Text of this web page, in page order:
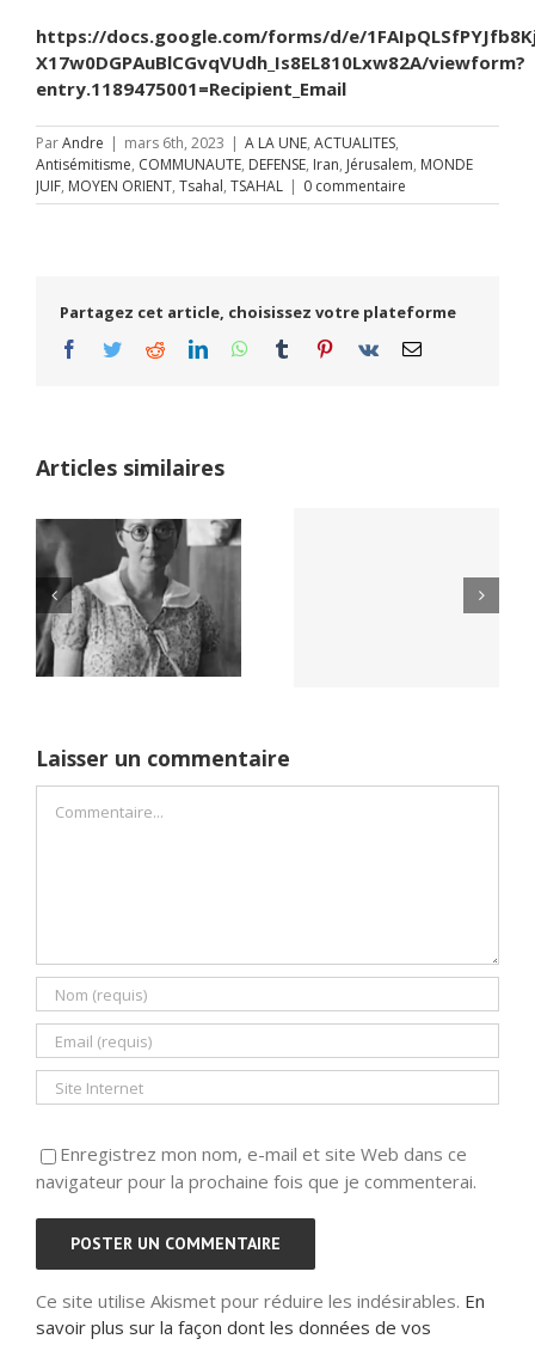
https://docs.google.com/forms/d/e/
X17w0DGPAuBlCGvqVUdh_Is8EL810Lxw82A/viewform?
entry.1189475001=Recipient_Email
ParAndre | mars 6th, 2023 | A LA UNE, ACTUALITES,
Antisémitisme, COMMUNAUTE, DEFENSE, Iran, Jérusalem, MONDE
JUIF, MOYEN ORIENT, Tsahal, TSAHAL | 0 commentaire
Partagez cet article, choisissez votre plateforme
Facebook
TwitterRedditLinkedInWhatsApp
Tumblr Pinterest
Vk Email
Articles similaires
Netflix Field of
Dreams (1989)
Yaïr Golan : une
Laisser un commentaire
Enregistrez mon nom, e-mail et site Web dans ce
navigateur pour la prochaine fois que je commenterai.
Ce site utilise Akismet pour réduire les indésirables. En
savoir plus sur la façon dont les données de vos